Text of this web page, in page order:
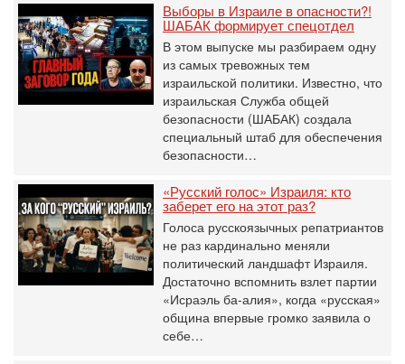
Выборы в Израиле в опасности?!
ШАБАК формирует спецотдел
В этом выпуске мы разбираем одну
из самых тревожных тем
израильской политики. Известно, что
израильская Служба общей
безопасности (ШАБАК) создала
специальный штаб для обеспечения
безопасности…
«Русский голос» Израиля: кто
заберет его на этот раз?
Голоса русскоязычных репатриантов
не раз кардинально меняли
политический ландшафт Израиля.
Достаточно вспомнить взлет партии
«Исраэль ба-алия», когда «русская»
община впервые громко заявила о
себе…